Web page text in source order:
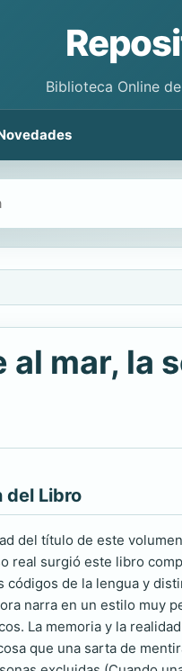
Biblioteca Online
mar, la
del Libro
del título de este
real surgió este libro
códigos de la lengua y
narra en un estilo muy
La memoria y la
que una sarta de